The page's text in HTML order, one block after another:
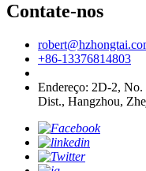
Contate-nos
+86-13376814803
Endereço: 2D-2, No.
Dist., Hangzhou,